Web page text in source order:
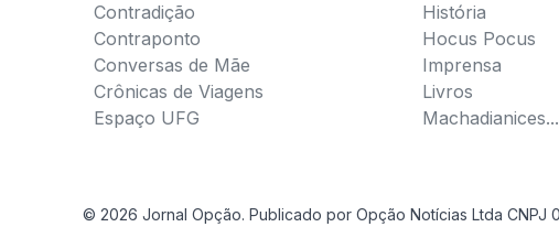
Contradição
Contraponto
Conversas de Mãe
Crônicas de Viagens
Espaço UFG
História
Hocus Pocus
Imprensa
Livros
Machadianices...
© 2026 Jornal Opção. Publicado por Opção Notícias Ltda CNPJ